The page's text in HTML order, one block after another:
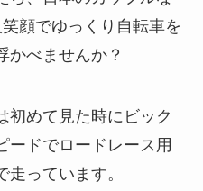
顔でゆっくり自転車を
かべませんか？
初めて見た時にビック
ードでロードレース用
走っています。